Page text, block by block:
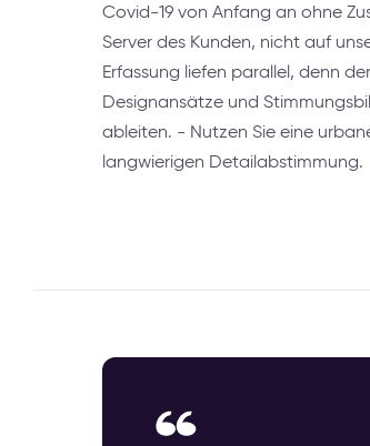
Covid-19 von Anfang an ohne
Server des Kunden, nicht auf
Erfassung liefen parallel, denn
Designansätze und
ableiten. - Nutzen Sie eine
langwierigen Detailabstimmung.